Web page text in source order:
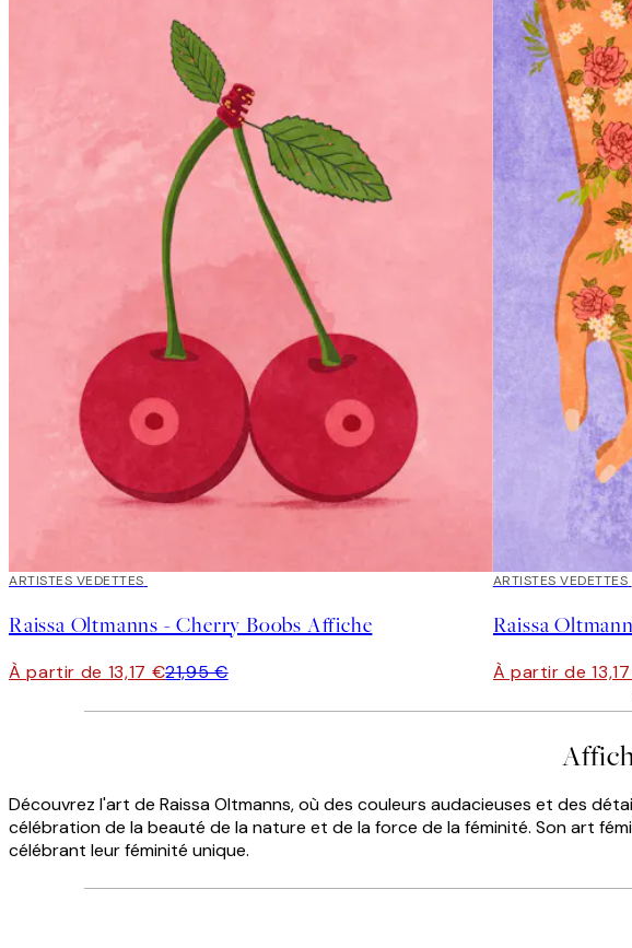
40%*
ARTISTES VEDETTES
Raissa Oltmanns - Cherry Boobs Affiche
À partir de 13,17 €21,95 €
40%*
ARTISTES VEDETTES
Raissa
À partir de
Découvrez l'art de Raissa Oltmanns, où des couleurs audacieuses et des
célébration de la beauté de la nature et de la force de la féminité. Son art
célébrant leur féminité unique.